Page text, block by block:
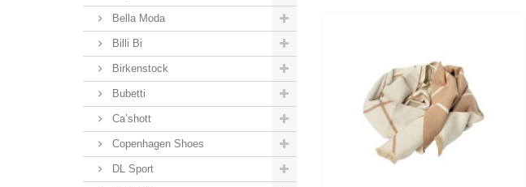
Bella Moda
Billi Bi
Birkenstock
Bubetti
Ca’shott
Copenhagen Shoes
DL Sport